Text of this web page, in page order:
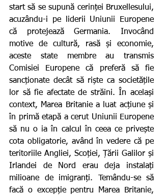
start să se supună cerinței Bruxellesului,
acuzându-i pe liderii Uniunii Europene
că protejează Germania. Invocând
motive de cultură, rasă și economie,
aceste state membre au transmis
Comisiei Europene că preferă să fie
sancționate decât să riște ca societățile
lor să fie afectate de străini. În același
context, Marea Britanie a luat acțiune și
în primă etapă a cerut Uniunii Europene
să nu o ia în calcul în ceea ce privește
cota obligatorie, având în vedere că pe
teritoriile Angliei, Scoției, Țării Galilor și
Irlandei de Nord erau deja instalați
milioane de imigranți. Temându-se să
facă o excepție pentru Marea Britanie,